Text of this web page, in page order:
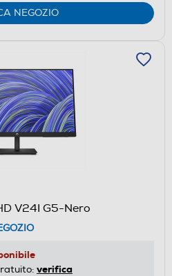
NEGOZIO
V24I G5-Nero
verifica